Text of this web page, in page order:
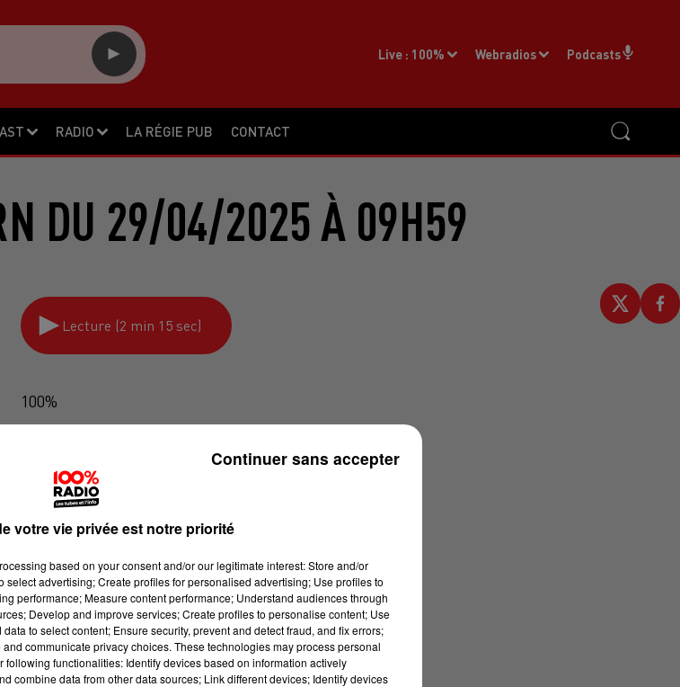
RADIO LA RÉGIE PUB CONTACT
Live : 100% Webradios Podcasts
DU 29/04/2025 À 09H59
Lecture (2 min 15 sec)
100%
votre vie privée est notre priorité
based on your consent and/or our legitimate interest: Store and/or
advertising; Create profiles for personalised advertising; Use profiles to
performance; Measure content performance; Understand audiences through
Develop and improve services; Create profiles to personalise content; Use
to select content; Ensure security, prevent and detect fraud, and fix errors;
communicate privacy choices. These technologies may process personal
functionalities: Identify devices based on information actively
combine data from other data sources; Link different devices; Identify devices
Continuer sans accepter